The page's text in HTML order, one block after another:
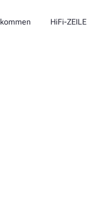
HiFi-ZEILE